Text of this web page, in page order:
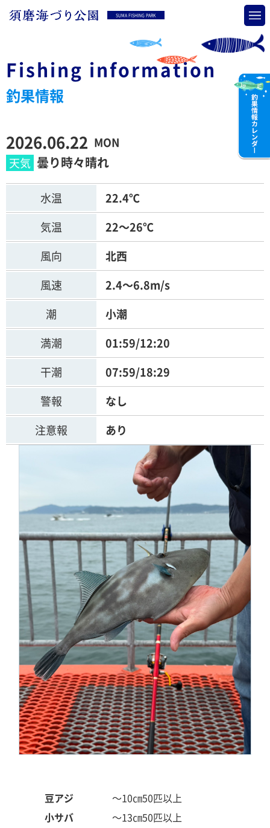
SUMA FISHING PARK
Fishing information
釣果情報
2026.06.22 MON
曇り時々晴れ
水温
22.4℃
気温
22～26℃
風向
北西
風速
2.4～6.8m/s
潮
小潮
満潮
01:59/12:20
干潮
07:59/18:29
警報
なし
注意報
あり
豆アジ ～10㎝50匹以上
小サバ
～13㎝50匹以上